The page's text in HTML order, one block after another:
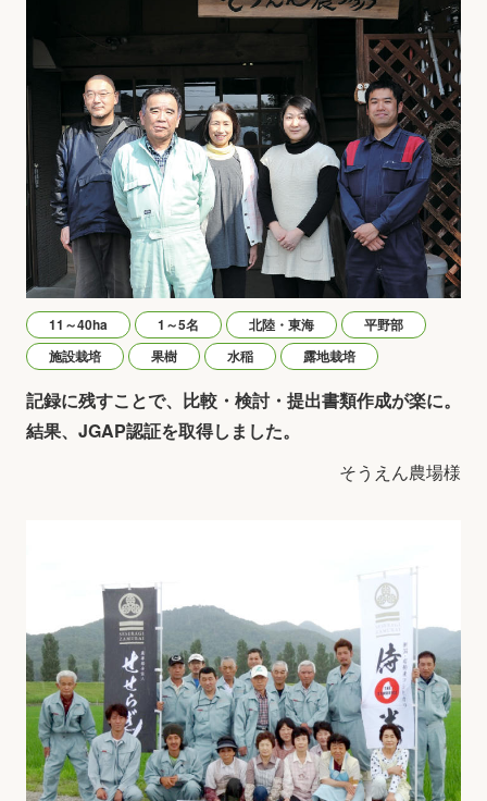
記録に残すことで、比較・検討・提出書類作成が楽に。
結果、JGAP認証を取得しました。
そうえん農場様
11～40ha 1～5名 北陸・東海
平野部
施設栽培
果樹 水稲 露地栽培